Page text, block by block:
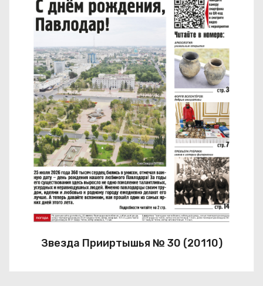
Звезда Прииртышья № 30 (20110)